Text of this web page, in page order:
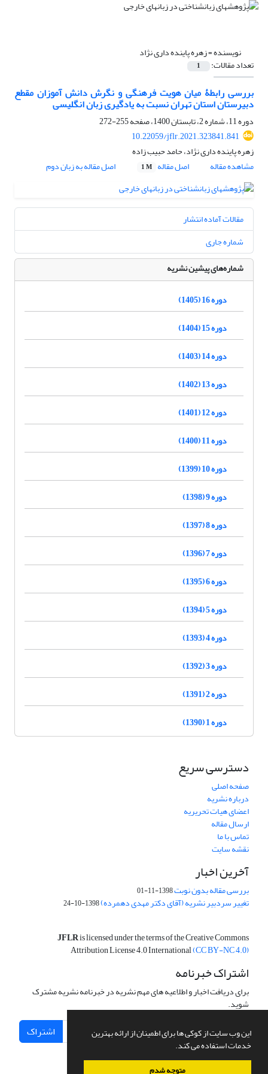
این وب سایت از کوکی ها برای اطمینان از ارائه بهترین
خدمات استفاده می کند.
متوجه شدم
نویسنده =زهره پاینده داری نژاد
تعداد مقالات: 1
بررسی رابطۀ میان هویت فرهنگی و نگرش دانش آموزان مقطع
دبیرستان استان تهران نسبت به یادگیری زبان انگلیسی
دوره 11، شماره 2، تابستان 1400، صفحه
255-272
10.22059/jflr.2021.323841.841
زهره پاینده داری نژاد، حامد حبیب زاده
مشاهده مقاله
اصل مقاله 1 M اصل مقاله به زبان دوم
مقالات آماده انتشار
شماره جاری
شماره‌های پیشین نشریه
دوره 16 (1405)
دوره 15 (1404)
دوره 14 (1403)
دوره 13 (1402)
دوره 12 (1401)
دوره 11 (1400)
دوره 10 (1399)
دوره 9 (1398)
دوره 8 (1397)
دوره 7 (1396)
دوره 6 (1395)
دوره 5 (1394)
دوره 4 (1393)
دوره 3 (1392)
دوره 2 (1391)
دوره 1 (1390)
دسترسی سریع
صفحه اصلی
درباره نشریه
اعضای هیات تحریریه
ارسال مقاله
تماس با ما
نقشه سایت
آخرین اخبار
بررسی مقاله بدون نوبت1398-11-01
تغییر سردبیر نشریه (آقای دکتر مهدی دهمرده)1398-10-24
JFLRis licensed under the terms of the Creative Commons
Attribution License 4.0 International(CC BY-NC 4.0)
اشتراک خبرنامه
برای دریافت اخبار و اطلاعیه های مهم نشریه در خبرنامه نشریه مشترک
شوید.
اشتراک